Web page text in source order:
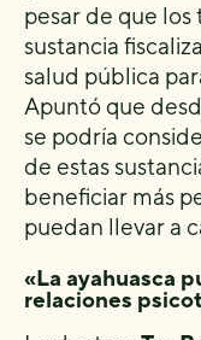
pesar de que
sustancia
salud pública
Apuntó que
se podría
de estas
beneficiar más
puedan llevar a
«La ayahuasca
relaciones